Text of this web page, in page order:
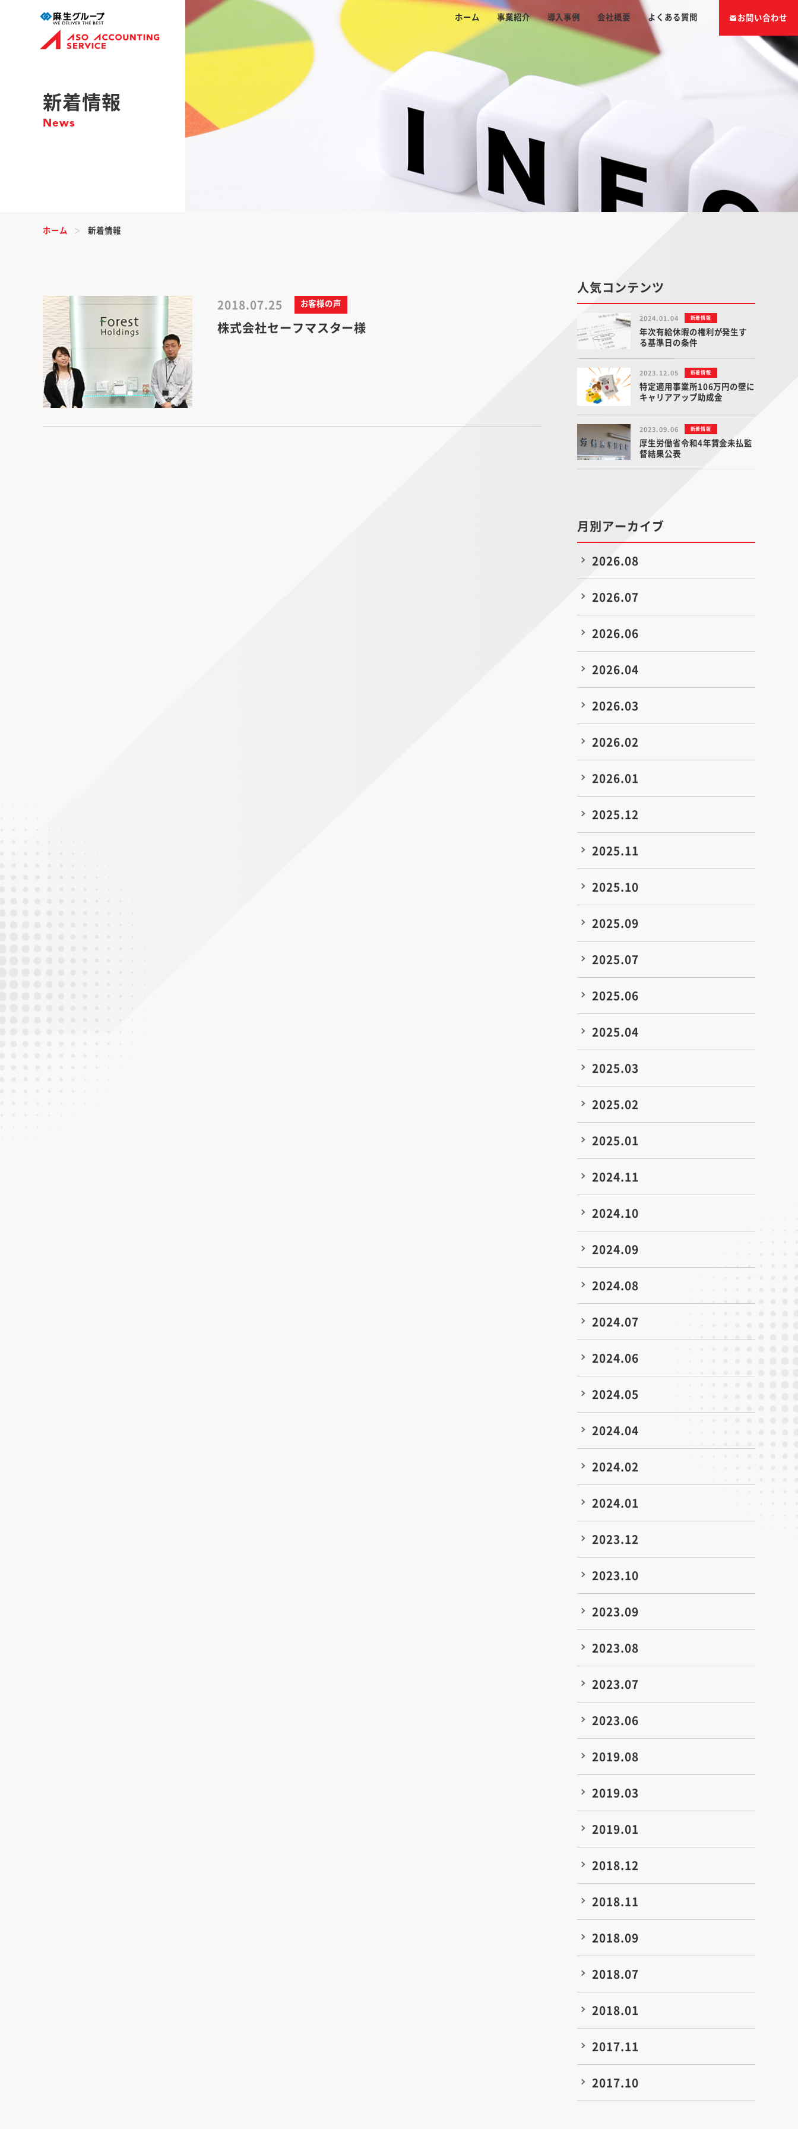
ホーム 事業紹介 導入事例 会社概要 よくある質問 お問い合わせ
新着情報
News
ホーム 新着情報
2018.07.25 お客様の声
株式会社セーフマスター様
人気コンテンツ
2024.01.04 新着情報
年次有給休暇の権利が発生す
る基準日の条件
2023.12.05 新着情報
特定適用事業所106万円の壁に
キャリアアップ助成金
2023.09.06 新着情報
厚生労働省令和4年賃金未払監
督結果公表
月別アーカイブ
2026.08
2026.07
2026.06
2026.04
2026.03
2026.02
2026.01
2025.12
2025.11
2025.10
2025.09
2025.07
2025.06
2025.04
2025.03
2025.02
2025.01
2024.11
2024.10
2024.09
2024.08
2024.07
2024.06
2024.05
2024.04
2024.02
2024.01
2023.12
2023.10
2023.09
2023.08
2023.07
2023.06
2019.08
2019.03
2019.01
2018.12
2018.11
2018.09
2018.07
2018.01
2017.11
2017.10